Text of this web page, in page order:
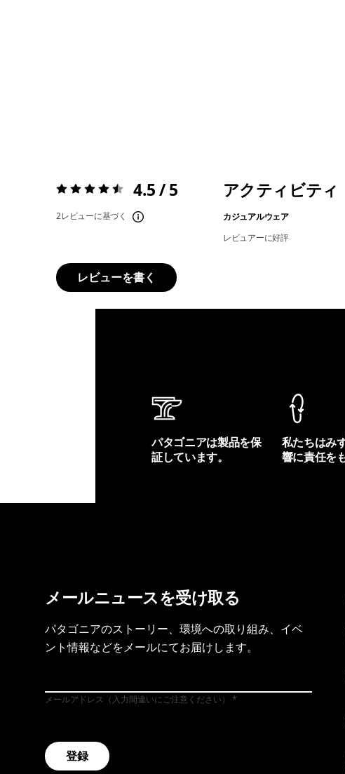
評価:4.5 / 5 4.5 / 5
2レビューに基づく
アクティビティ
カジュアルウェア
レビュアーに好評
レビューを書く
パタゴニアは製品を保
証しています。
私たちはみ
響に責任を
メールニュースを受け取る
パタゴニアのストーリー、環境への取り組み、イベ
ント情報などをメールにてお届けします。
メールアドレス（入力間違いにご注意ください）
登録